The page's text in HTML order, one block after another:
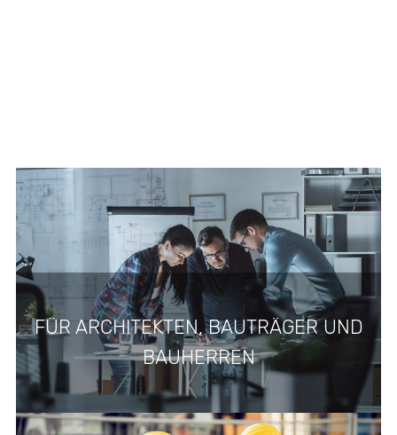
FÜR ARCHITEKTEN, BAUTRÄGER UND
BAUHERREN